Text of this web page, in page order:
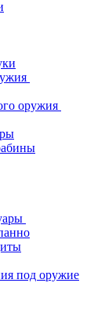
оружия
под оружие